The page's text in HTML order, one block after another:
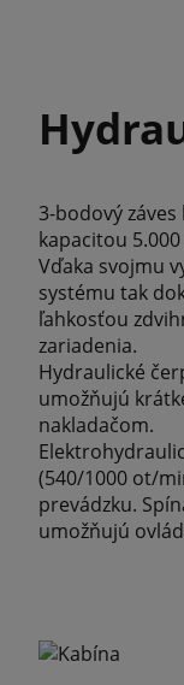
3-bodový
kapacitou
Vďaka svojmu
systému tak
ľahkosťou
zariadenia.
Hydraulické
umožňujú
nakladačom.
(540/1000 ot/
prevádzku.
umožňujú